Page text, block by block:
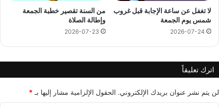
لا تغفل عن ساعة الإجابة قبل غروب
شمس يوم الجمعة
2026-07-24
من السنة تقصير خطبة الجمعة
وإطالة الصلاة
2026-07-23
اترك تعليقاً
لن يتم نشر عنوان بريدك الإلكتروني. الحقول الإلزامية مشار إليها بـ *